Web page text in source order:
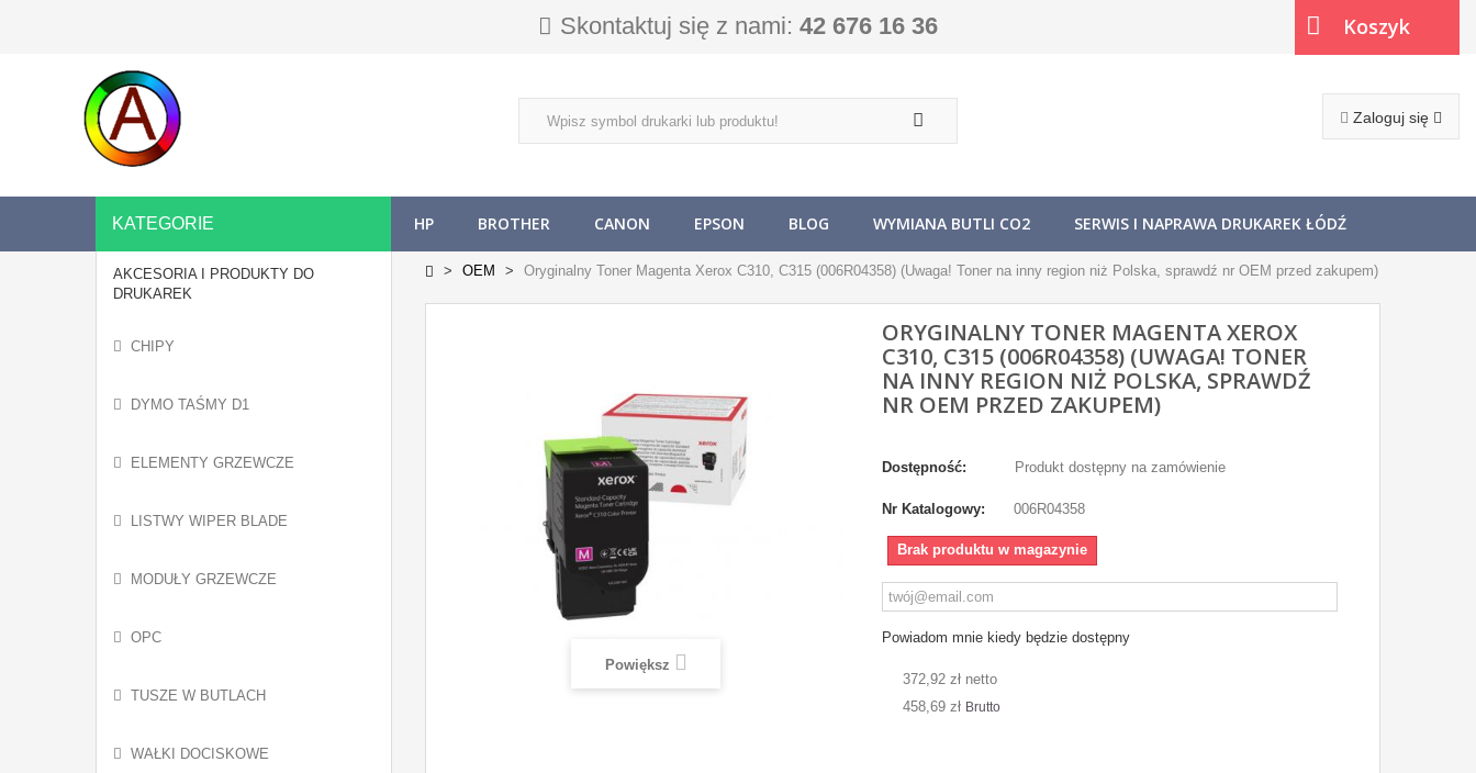
Skontaktuj się z nami: 42 676 16 36
Zaloguj się
Koszyk
KATEGORIE HP BROTHER CANON EPSON BLOG WYMIANA BUTLI CO2 SERWIS I NAPRAWA DRUKAREK ŁÓDŹ
AKCESORIA I PRODUKTY DO
DRUKAREK
CHIPY
DYMO TAŚMY D1
ELEMENTY GRZEWCZE
LISTWY WIPER BLADE
MODUŁY GRZEWCZE
OPC
TUSZE W BUTLACH
WAŁKI DOCISKOWE
OEM Oryginalny Toner Magenta Xerox C310, C315 (006R04358) (Uwaga! Toner na inny region niż Polska, sprawdź nr OEM przed zakupem)
Powiększ
ORYGINALNY TONER MAGENTA XEROX
C310, C315 (006R04358) (UWAGA! TONER
NA INNY REGION NIŻ POLSKA, SPRAWDŹ
NR OEM PRZED ZAKUPEM)
Dostępność: Produkt dostępny na zamówienie
Nr Katalogowy: 006R04358
Brak produktu w magazynie
Powiadom mnie kiedy będzie dostępny
372,92 zł netto
458,69 zł Brutto